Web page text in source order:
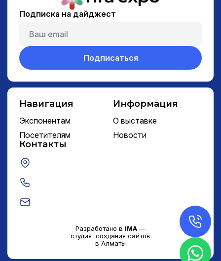
Подписка на дайджест
Подписаться
Навигация
Экспонентам
Посетителям
Информация
О выставке
Новости
Контакты
Разработано в IMA —
студия создания сайтов
в Алматы